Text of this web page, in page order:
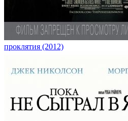
проклятия (2012)